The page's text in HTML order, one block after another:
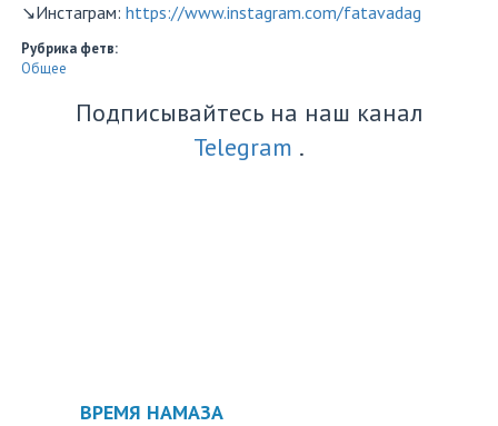
↘️Инстаграм: https://www.instagram.com/fatavadag
Рубрика фетв:
Общее
Подписывайтесь на наш канал
Telegram .
ВРЕМЯ НАМАЗА